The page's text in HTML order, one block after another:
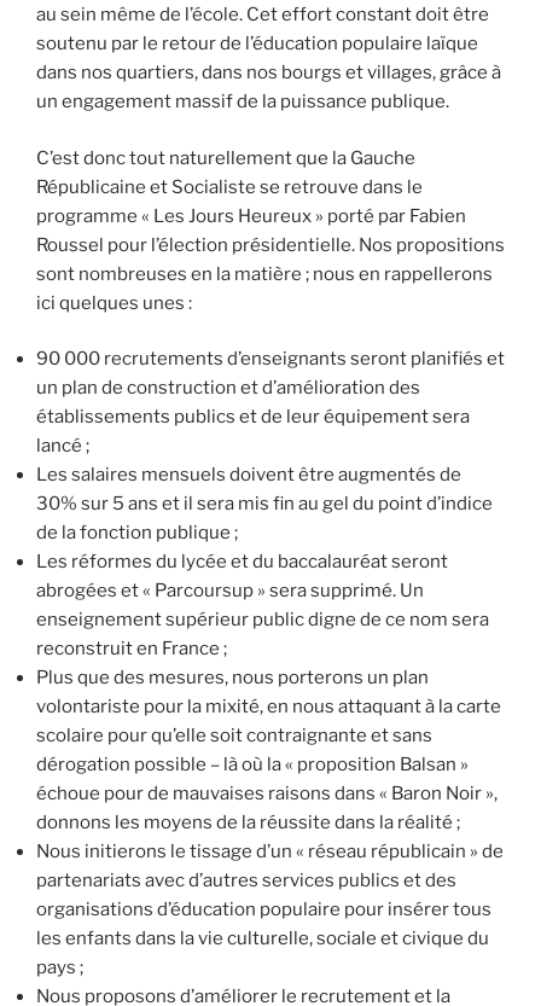
au sein même de l’école. Cet effort constant doit être
soutenu par le retour de l’éducation populaire laïque
dans nos quartiers, dans nos bourgs et villages, grâce à
un engagement massif de la puissance publique.
C’est donc tout naturellement que la Gauche
Républicaine et Socialiste se retrouve dans le
programme « Les Jours Heureux » porté par Fabien
Roussel pour l’élection présidentielle. Nos propositions
sont nombreuses en la matière ; nous en rappellerons
ici quelques unes :
90 000 recrutements d’enseignants seront planifiés et
un plan de construction et d’amélioration des
établissements publics et de leur équipement sera
lancé ;
Les salaires mensuels doivent être augmentés de
30% sur 5 ans et il sera mis fin au gel du point d’indice
de la fonction publique ;
Les réformes du lycée et du baccalauréat seront
abrogées et « Parcoursup » sera supprimé. Un
enseignement supérieur public digne de ce nom sera
reconstruit en France ;
Plus que des mesures, nous porterons un plan
volontariste pour la mixité, en nous attaquant à la carte
scolaire pour qu’elle soit contraignante et sans
dérogation possible – là où la « proposition Balsan »
échoue pour de mauvaises raisons dans « Baron Noir »,
donnons les moyens de la réussite dans la réalité ;
Nous initierons le tissage d’un « réseau républicain » de
partenariats avec d’autres services publics et des
organisations d’éducation populaire pour insérer tous
les enfants dans la vie culturelle, sociale et civique du
pays ;
Nous proposons d’améliorer le recrutement et la